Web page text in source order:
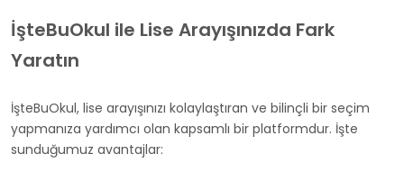
İşteBuOkul ile Lise Arayışınızda Fark
Yaratın
İşteBuOkul, lise arayışınızı kolaylaştıran ve bilinçli bir seçim
yapmanıza yardımcı olan kapsamlı bir platformdur. İşte
sunduğumuz avantajlar: